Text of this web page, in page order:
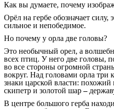
Как вы думаете, почему
Орёл на гербе обозначает силу,
сильное и непобедимое.
Но почему у орла две головы?
Это необычный орел, а
всех птиц. У него две головы,
во все стороны огромной
вокруг. Над головами орла три
знаки царской власти:
скипетр и золотой шар–
В центре большого герба